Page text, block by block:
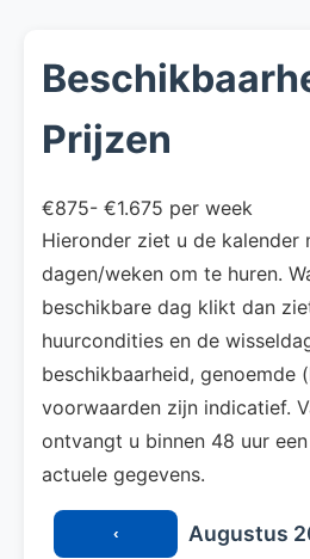
Prijzen
€875- €1.675 per week
Hieronder ziet u de kalender
dagen/weken om te huren.
beschikbare dag klikt dan
huurcondities en de
beschikbaarheid, genoemde
voorwaarden zijn indicatief.
ontvangt u binnen 48 uur
actuele gegevens.
‹ Augustus